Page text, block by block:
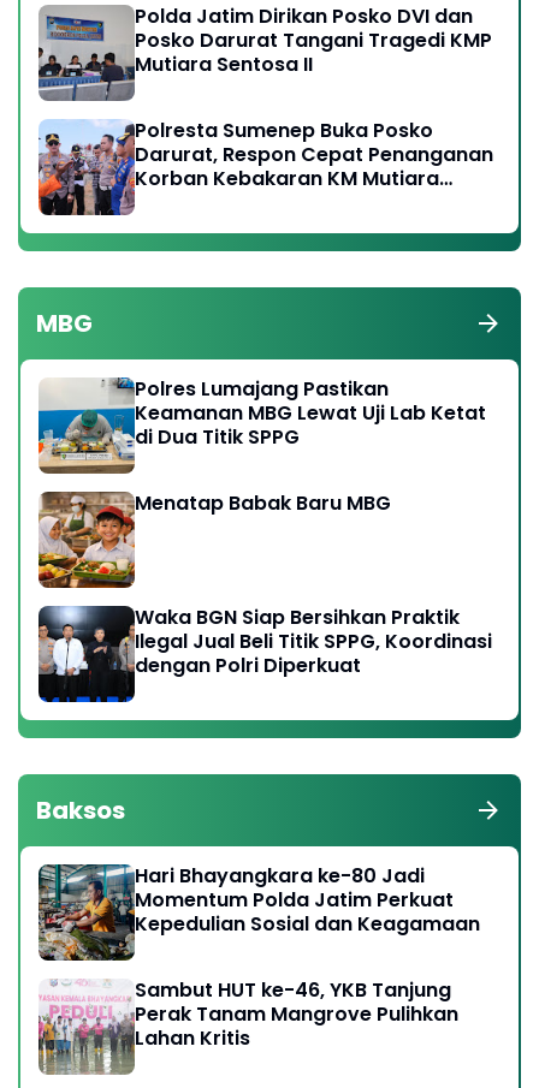
Polda Jatim Dirikan Posko DVI dan
Posko Darurat Tangani Tragedi KMP
Mutiara Sentosa II
Polresta Sumenep Buka Posko
Darurat, Respon Cepat Penanganan
Korban Kebakaran KM Mutiara
MBG
Polres Lumajang Pastikan
Keamanan MBG Lewat Uji Lab Ketat
di Dua Titik SPPG
Menatap Babak Baru MBG
Waka BGN Siap Bersihkan Praktik
Ilegal Jual Beli Titik SPPG, Koordinasi
dengan Polri Diperkuat
Baksos
Hari Bhayangkara ke-80 Jadi
Momentum Polda Jatim Perkuat
Kepedulian Sosial dan Keagamaan
Sambut HUT ke-46, YKB Tanjung
Perak Tanam Mangrove Pulihkan
Lahan Kritis